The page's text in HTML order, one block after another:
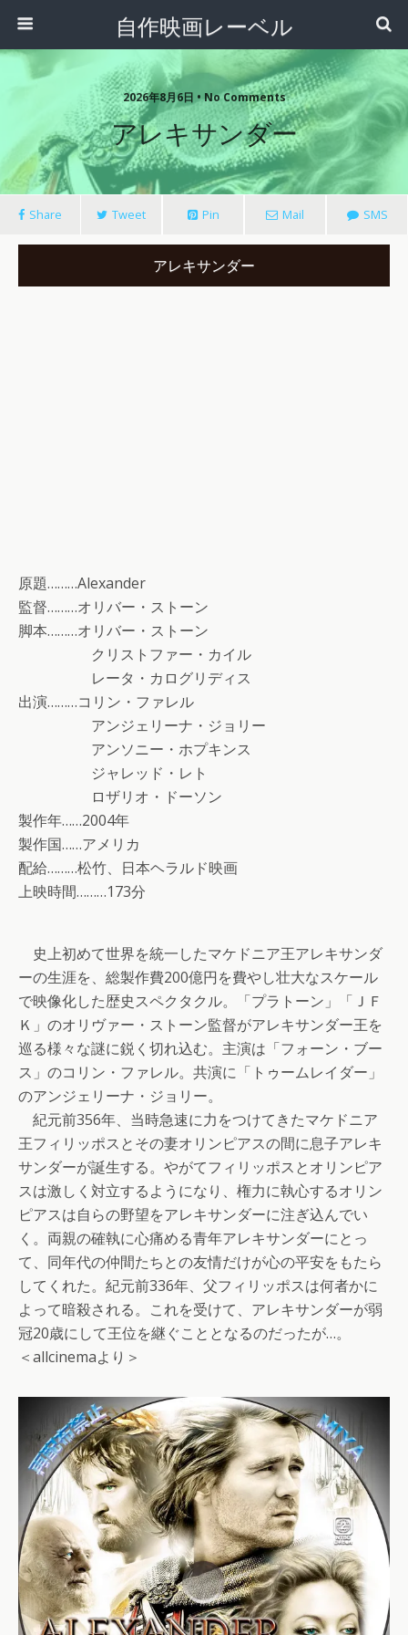
自作映画レーベル
2026年8月6日 • No Comments
アレキサンダー
Share Tweet Pin Mail SMS
アレキサンダー
原題………Alexander
監督………オリバー・ストーン
脚本………オリバー・ストーン
クリストファー・カイル
レータ・カログリディス
出演………コリン・ファレル
アンジェリーナ・ジョリー
アンソニー・ホプキンス
ジャレッド・レト
ロザリオ・ドーソン
製作年……2004年
製作国……アメリカ
配給………松竹、日本ヘラルド映画
上映時間………173分
史上初めて世界を統一したマケドニア王アレキサンダ
ーの生涯を、総製作費200億円を費やし壮大なスケール
で映像化した歴史スペクタクル。「プラトーン」「ＪＦ
Ｋ」のオリヴァー・ストーン監督がアレキサンダー王を
巡る様々な謎に鋭く切れ込む。主演は「フォーン・ブー
ス」のコリン・ファレル。共演に「トゥームレイダー」
のアンジェリーナ・ジョリー。
紀元前356年、当時急速に力をつけてきたマケドニア
王フィリッポスとその妻オリンピアスの間に息子アレキ
サンダーが誕生する。やがてフィリッポスとオリンピア
スは激しく対立するようになり、権力に執心するオリン
ピアスは自らの野望をアレキサンダーに注ぎ込んでい
く。両親の確執に心痛める青年アレキサンダーにとっ
て、同年代の仲間たちとの友情だけが心の平安をもたら
してくれた。紀元前336年、父フィリッポスは何者かに
よって暗殺される。これを受けて、アレキサンダーが弱
冠20歳にして王位を継ぐこととなるのだったが…。
＜allcinemaより＞